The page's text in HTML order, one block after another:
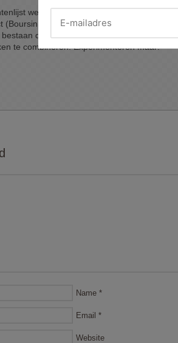
werd aangegeven, kan je zure room
(Boursin, Philadelphia,...). Zo heb je iets
deze roomproducten in heel wat
te combineren. Experimenteren maar!
Name *
Email *
Website